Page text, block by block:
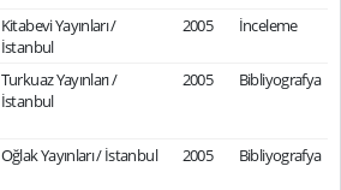
Kitabevi Yayınları /
İstanbul
2005 İnceleme
Turkuaz Yayınları /
İstanbul
2005 Bibliyografya
Oğlak Yayınları / İstanbul 2005 Bibliyografya